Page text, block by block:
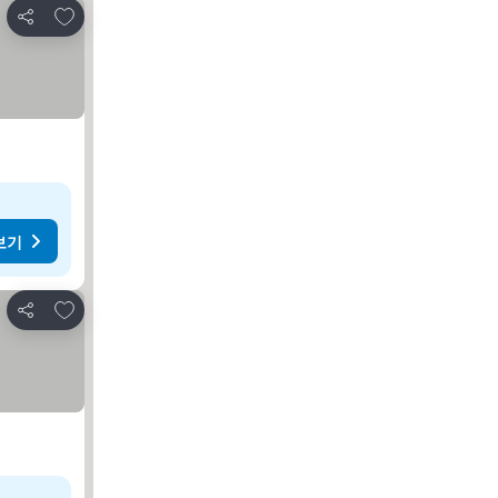
공유
즐겨찾기에 추가
기
공유
즐겨찾기에 추가